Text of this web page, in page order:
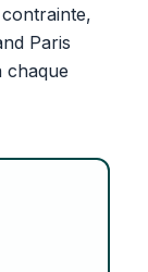
Paris
chaque